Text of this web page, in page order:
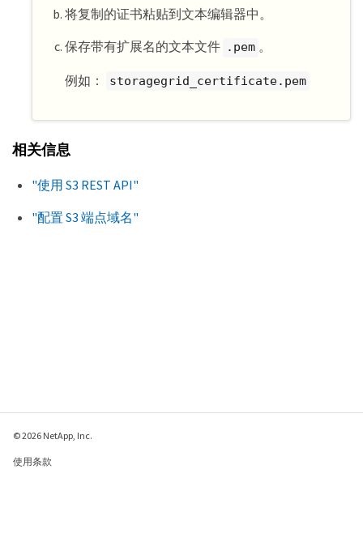
将复制的证书粘贴到文本编辑器中。
保存带有扩展名的文本文件 .pem 。
例如： storagegrid_certificate.pem
相关信息
"使用 S3 REST API"
"配置 S3 端点域名"
© 2026 NetApp, Inc.
使用条款